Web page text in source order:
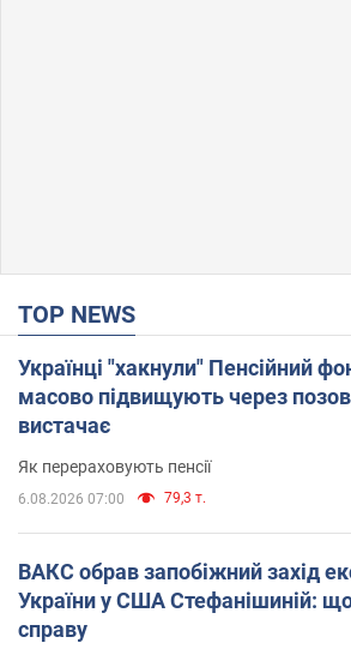
TOP NEWS
Українці "хакнули" Пенсійний
масово підвищують через
вистачає
Як перераховують пенсії
6.08.2026 07:00 79,3 т.
ВАКС обрав запобіжний захід експосолці
України у США Стефанішиній: що відомо про
справу